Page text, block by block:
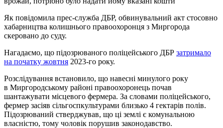
Як повідомила прес-служба ДБР, обвинувальний акт стосовно
хабарництва колишнього правоохоронця з Миргорода
скеровано до суду.
Нагадаємо, що підозрюваного поліцейського ДБР затримало
на початку жовтня 2023-го року.
Розслідування встановило, що навесні минулого року
в Миргородському районі правоохоронець почав
шантажувати місцевого фермера. За словами поліцейського,
фермер засіяв сільгоспкультурами близько 4 гектарів полів.
Підозрюваний стверджував, що ці землі є комунальною
власністю, тому чоловік порушив законодавство.